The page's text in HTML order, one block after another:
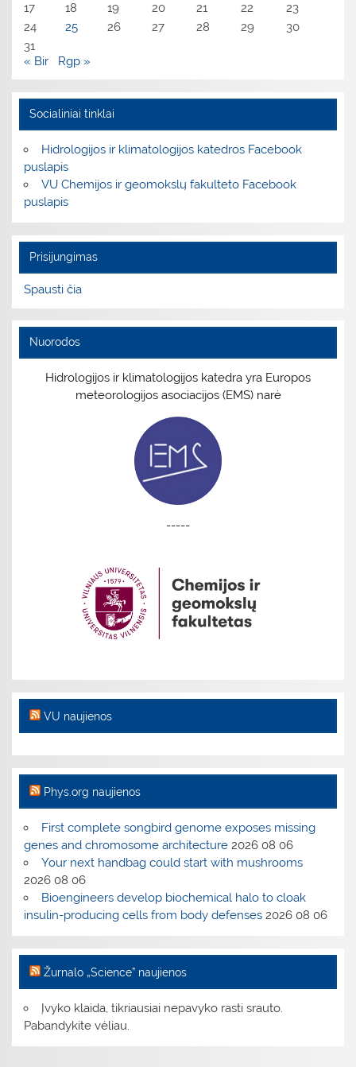
17
18 19 20 21 22
23
24
25 26 27 28 29
30
31
« Bir
Rgp »
Socialiniai tinklai
Hidrologijos ir klimatologijos katedros Facebook
puslapis
VU Chemijos ir geomokslų fakulteto Facebook
puslapis
Prisijungimas
Spausti čia
Nuorodos
Hidrologijos ir klimatologijos katedra yra Europos
meteorologijos asociacijos (EMS) narė
-----
VU naujienos
Phys.org naujienos
First complete songbird genome exposes missing
genes and chromosome architecture 2026 08 06
Your next handbag could start with mushrooms
2026 08 06
Bioengineers develop biochemical halo to cloak
insulin-producing cells from body defenses 2026 08 06
Žurnalo „Science” naujienos
Įvyko klaida, tikriausiai nepavyko rasti srauto.
Pabandykite vėliau.